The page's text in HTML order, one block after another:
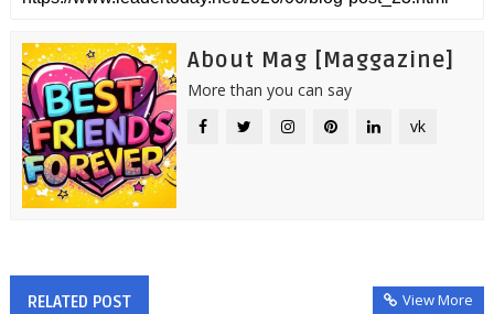
About Mag [Maggazine]
More than you can say
vk
RELATED POST View More